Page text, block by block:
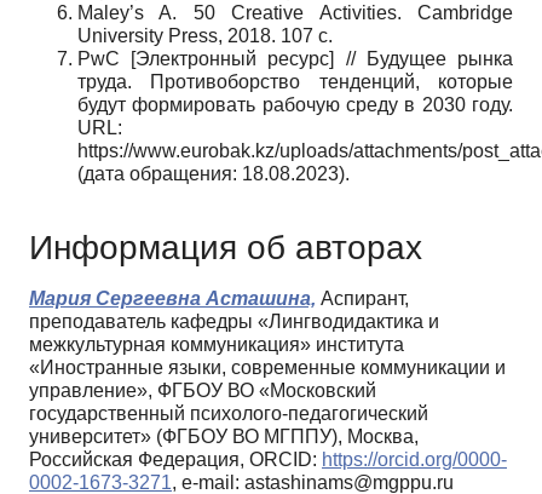
Maley’s A. 50 Creative Activities. Cambridge
University Press, 2018. 107 c.
PwC [Электронный ресурс] // Будущее рынка
труда. Противоборство тенденций, которые
будут формировать рабочую среду в 2030 году.
URL:
https://www.eurobak.kz/uploads/attachments/
(дата обращения: 18.08.2023).
Информация об авторах
Мария Сергеевна Асташина, Аспирант,
преподаватель кафедры «Лингводидактика и
межкультурная коммуникация» института
«Иностранные языки, современные коммуникации и
управление», ФГБОУ ВО «Московский
государственный психолого-педагогический
университет» (ФГБОУ ВО МГППУ), Москва,
Российская Федерация, ORCID: https://orcid.org/0000-
0002-1673-3271, e-mail: astashinams@mgppu.ru